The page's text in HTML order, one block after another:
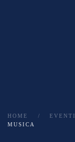
HOME EVENTI
MUSICA